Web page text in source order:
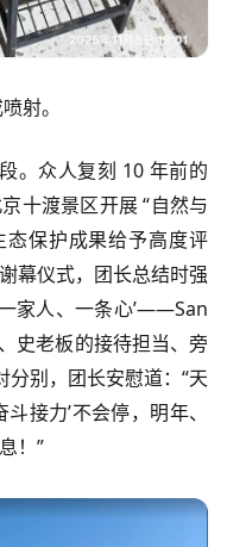
射。
。众人复刻 10 年前的
十渡景区开展 “自然与
态保护成果给予高度评
幕仪式，团长总结时强
家人、一条心’——San
史老板的接待担当、旁
分别，团长安慰道：“天
接力’不会停，明年、
！”